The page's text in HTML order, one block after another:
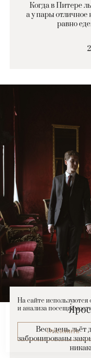
Когда в Питере
а у пары
равно
Весь день льёт
забронированы
На сайте
и анализа
Отклонить